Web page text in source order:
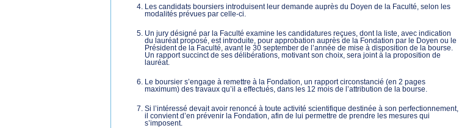
Les candidats boursiers introduisent leur demande auprès du Doyen de la Faculté, selon les
modalités prévues par celle-ci.
Un jury désigné par la Faculté examine les candidatures reçues, dont la liste, avec indication
du lauréat proposé, est introduite, pour approbation auprès de la Fondation par le Doyen ou le
Président de la Faculté, avant le 30 september de l’année de mise à disposition de la bourse.
Un rapport succinct de ses délibérations, motivant son choix, sera joint à la proposition de
lauréat.
Le boursier s’engage à remettre à la Fondation, un rapport circonstancié (en 2 pages
maximum) des travaux qu’il a effectués, dans les 12 mois de l’attribution de la bourse.
Si l’intéressé devait avoir renoncé à toute activité scientifique destinée à son perfectionnement,
il convient d’en prévenir la Fondation, afin de lui permettre de prendre les mesures qui
s’imposent.